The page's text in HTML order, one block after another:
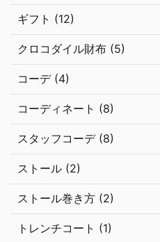
ギフト (12)
クロコダイル財布 (5)
コーデ (4)
コーディネート (8)
スタッフコーデ (8)
ストール (2)
ストール巻き方 (2)
トレンチコート (1)